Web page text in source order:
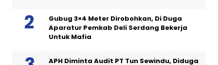
Gubug 3×4 Meter Dirobohkan, Di Duga
Aparatur Pemkab Deli Serdang Bekerja
Untuk Mafia
APH Diminta Audit PT Tun Sewindu, Diduga